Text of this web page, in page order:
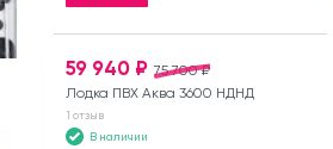
75 700 ₽
59 940 ₽
Лодка ПВХ Аква 3600 НДНД
1 отзыв
В наличии